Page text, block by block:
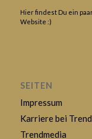
Hier findest Du ein
Website :)
SEITEN
Impressum
Karriere bei
Trendmedia